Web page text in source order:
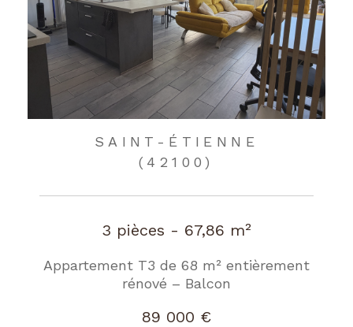
SAINT-ÉTIENNE
(42100)
3 pièces - 67,86 m²
Appartement T3 de 68 m² entièrement
rénové – Balcon
89 000 €